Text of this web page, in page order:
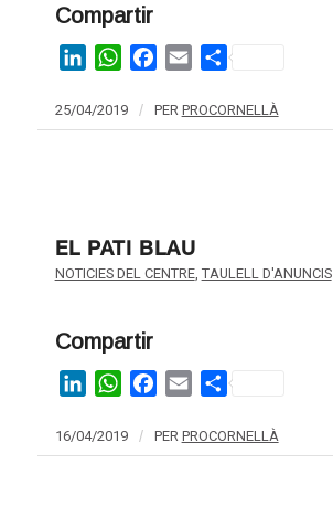
Compartir
LinkedInWhatsAppFacebook
EmailShare
25/04/2019 / PER PROCORNELLÀ
EL PATI BLAU
NOTICIES DEL CENTRE, TAULELL D'ANUNCIS
Compartir
LinkedInWhatsAppFacebook
EmailShare
16/04/2019 / PER PROCORNELLÀ